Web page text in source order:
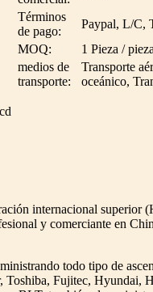
Términos
de pago:
Paypal, L/C,
MOQ:
1 Pieza /
medios de
transporte:
Transporte
oceánico,
internacional superior
y comerciante en
todo tipo de
Toshiba, Fujitec, Hyundai,